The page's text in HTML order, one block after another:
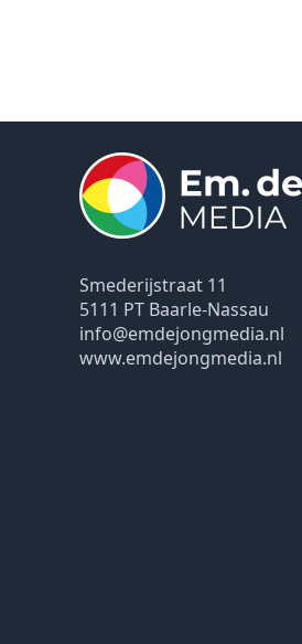
Smederijstraat 11
5111 PT Baarle-Nassau
info@emdejongmedia.nl
www.emdejongmedia.nl